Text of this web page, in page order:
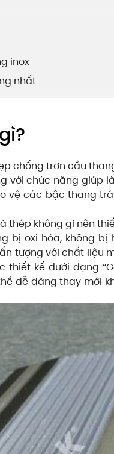
inox
nhất
chống trơn cầu
chức năng giúp
vệ các bậc thang
thép không gỉ nên
bị oxi hóa, không
tượng với chất liệu
thiết kế dưới dạng
dễ dàng thay mới